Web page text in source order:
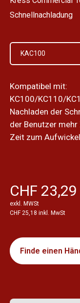
Schnellnachladung
KAC100
Kompatibel mit:
KC100/KC110/
Nachladen der
der Benutzer
Zeit zum
CHF 23,29
exkl. MWSt
CHF 25,18 inkl. MwSt
Finde einen